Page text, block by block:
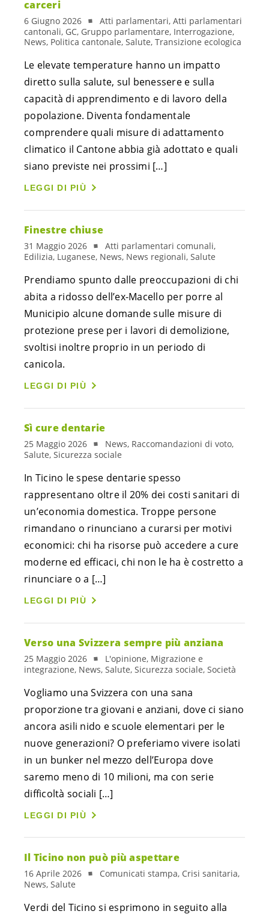
carceri
6 Giugno 2026
Atti parlamentari, Atti parlamentari
cantonali, GC, Gruppo parlamentare, Interrogazione,
News, Politica cantonale, Salute, Transizione ecologica
Le elevate temperature hanno un impatto
diretto sulla salute, sul benessere e sulla
capacità di apprendimento e di lavoro della
popolazione. Diventa fondamentale
comprendere quali misure di adattamento
climatico il Cantone abbia già adottato e quali
siano previste nei prossimi […]
LEGGI DI PIÙ
Finestre chiuse
31 Maggio 2026
Atti parlamentari comunali,
Edilizia, Luganese, News, News regionali, Salute
Prendiamo spunto dalle preoccupazioni di chi
abita a ridosso dell’ex-Macello per porre al
Municipio alcune domande sulle misure di
protezione prese per i lavori di demolizione,
svoltisi inoltre proprio in un periodo di
canicola.
LEGGI DI PIÙ
Sì cure dentarie
25 Maggio 2026
News, Raccomandazioni di voto,
Salute, Sicurezza sociale
In Ticino le spese dentarie spesso
rappresentano oltre il 20% dei costi sanitari di
un’economia domestica. Troppe persone
rimandano o rinunciano a curarsi per motivi
economici: chi ha risorse può accedere a cure
moderne ed efficaci, chi non le ha è costretto a
rinunciare o a […]
LEGGI DI PIÙ
Verso una Svizzera sempre più anziana
25 Maggio 2026
L'opinione, Migrazione e
integrazione, News, Salute, Sicurezza sociale, Società
Vogliamo una Svizzera con una sana
proporzione tra giovani e anziani, dove ci siano
ancora asili nido e scuole elementari per le
nuove generazioni? O preferiamo vivere isolati
in un bunker nel mezzo dell’Europa dove
saremo meno di 10 milioni, ma con serie
difficoltà sociali […]
LEGGI DI PIÙ
Il Ticino non può più aspettare
16 Aprile 2026
Comunicati stampa, Crisi sanitaria,
News, Salute
Verdi del Ticino si esprimono in seguito alla